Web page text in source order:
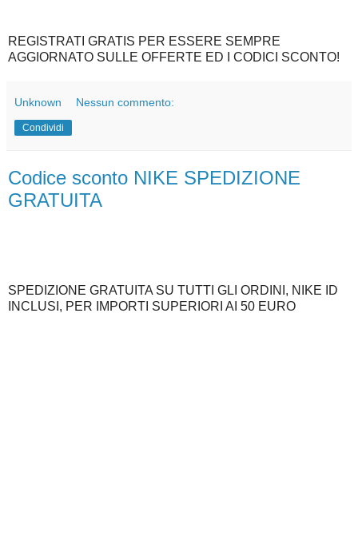
REGISTRATI GRATIS PER ESSERE SEMPRE
AGGIORNATO SULLE OFFERTE ED I CODICI SCONTO!
Unknown Nessun commento:
Condividi
Codice sconto NIKE SPEDIZIONE
GRATUITA
SPEDIZIONE GRATUITA SU TUTTI GLI ORDINI, NIKE ID
INCLUSI, PER IMPORTI SUPERIORI AI 50 EURO